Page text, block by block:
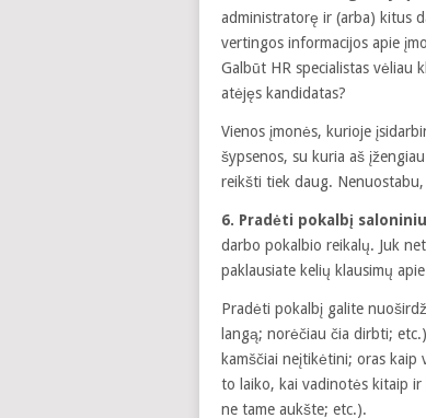
administratorę ir (arba) kitus
vertingos informacijos apie
Galbūt HR specialistas vėliau
atėjęs kandidatas?
Vienos įmonės, kurioje
šypsenos, su kuria aš
reikšti tiek daug.
6. Pradėti pokalbį
darbo pokalbio reikalų. Juk
paklausiate kelių klausimų
Pradėti pokalbį galite
langą; norėčiau čia dirbti;
kamščiai neįtikėtini; oras kaip
to laiko, kai vadinotės kitaip
ne tame aukšte; etc.).